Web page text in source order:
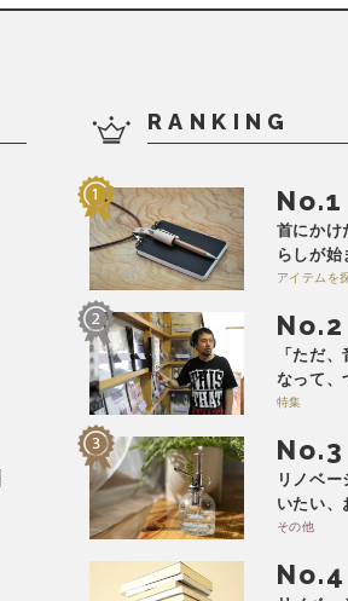
RANKING
No.
首にかけ
らしが始
アイテムを
No.
「ただ
なって、
特集
No.
リノベ
いたい、
その他
No.